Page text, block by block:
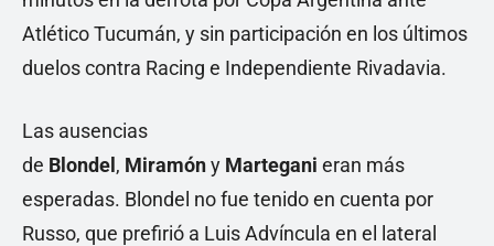
Atlético Tucumán, y sin participación en los últimos
duelos contra Racing e Independiente Rivadavia.
Las ausencias
de Blondel, Miramóny Martegani eran más
esperadas. Blondel no fue tenido en cuenta por
Russo, que prefirió a Luis Advíncula en el lateral